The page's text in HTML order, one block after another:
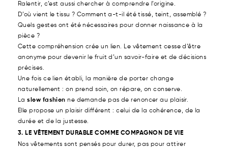
Ralentir, c’est aussi chercher à comprendre l’origine.
D’où vient le tissu ? Comment a-t-il été tissé, teint, assemblé ?
Quels gestes ont été nécessaires pour donner naissance à la
pièce ?
Cette compréhension crée un lien. Le vêtement cesse d’être
anonyme pour devenir le fruit d’un savoir-faire et de décisions
précises.
Une fois ce lien établi, la manière de porter change
naturellement : on prend soin, on répare, on conserve.
Laslow fashion ne demande pas de renoncer au plaisir.
Elle propose un plaisir différent : celui de la cohérence, de la
durée et de la justesse.
3. LE VÊTEMENT DURABLE COMME COMPAGNON DE VIE
Nos vêtements sont pensés pour durer, pas pour attirer